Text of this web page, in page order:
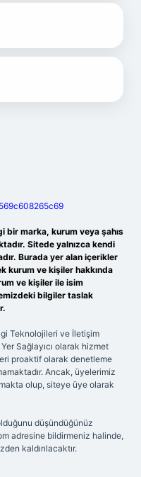
bir marka, kurum veya şahıs
Sitede yalnızca kendi
Burada yer alan içerikler
kurum ve kişiler hakkında
ve kişiler ile isim
bilgiler taslak
Teknolojileri ve İletişim
Sağlayıcı olarak hizmet
proaktif olarak denetleme
Ancak, üyelerimiz
olup, siteye üye olarak
düşündüğünüz
adresine bildirmeniz halinde,
kaldırılacaktır.